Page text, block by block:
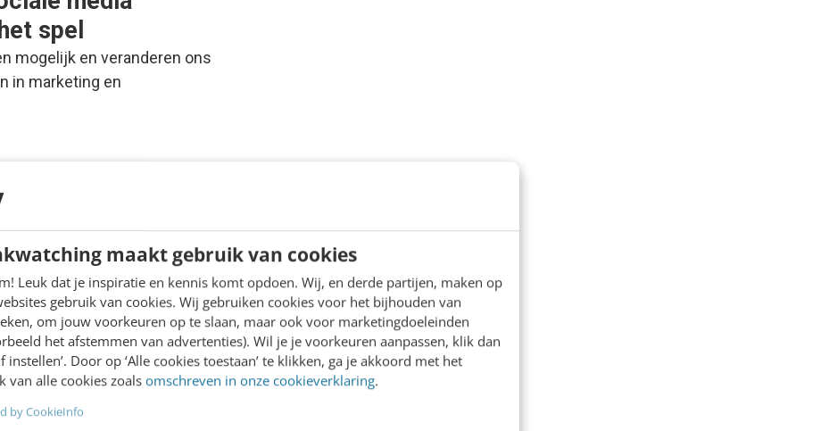
maakt gebruik van cookies
Leuk dat je inspiratie en kennis komt opdoen. Wij, en derde partijen, maken op
gebruik van cookies. Wij gebruiken cookies voor het bijhouden van
om jouw voorkeuren op te slaan, maar ook voor marketingdoeleinden
het afstemmen van advertenties). Wil je je voorkeuren aanpassen, klik dan
instellen’. Door op ‘Alle cookies toestaan’ te klikken, ga je akkoord met het
van alle cookies zoalsomschreven in onze cookieverklaring.
by CookieInfo
spel
mogelijk en veranderen ons
in marketing en